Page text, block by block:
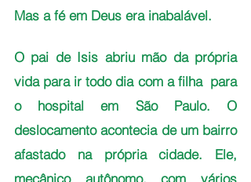
Mas a fé em Deus era inabalável.
O pai de Isis abriu mão da própria
vida para ir todo dia com a filha  para
o hospital em São Paulo. O
deslocamento acontecia de um bairro
afastado na própria cidade. Ele,
mecânico autônomo, com vários